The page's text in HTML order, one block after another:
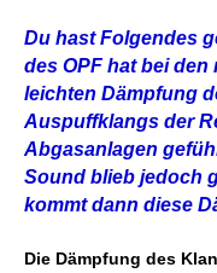
Du hast Folgendes
des OPF hat bei
leichten Dämpfung
Auspuffklangs der
Abgasanlagen
Sound blieb jedoch
kommt dann diese
Die Dämpfung des